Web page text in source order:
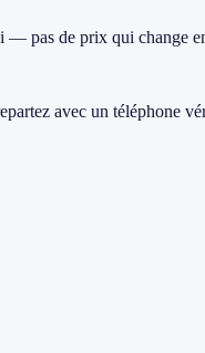
— pas de prix qui change
avec un téléphone